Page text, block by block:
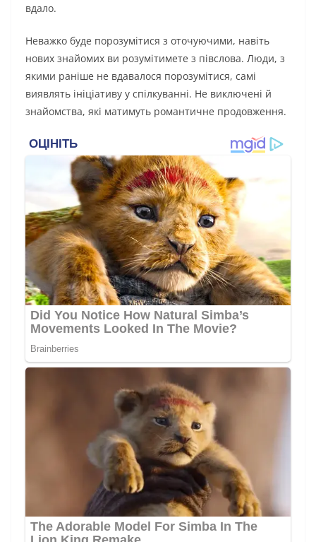
вдало.
Неважко буде порозумітися з оточуючими, навіть
нових знайомих ви розумітимете з півслова. Люди, з
якими раніше не вдавалося порозумітися, самі
виявлять ініціативу у спілкуванні. Не виключені й
знайомства, які матимуть романтичне продовження.